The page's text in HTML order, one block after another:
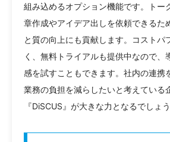
組み込めるオプション機能です。トー
章作成やアイデア出しを依頼できるた
と質の向上にも貢献します。コストパ
く、無料トライアルも提供中なので、
感を試すこともできます。社内の連携
業務の負担を減らしたいと考えている
『DiSCUS』が大きな力となるでしょう